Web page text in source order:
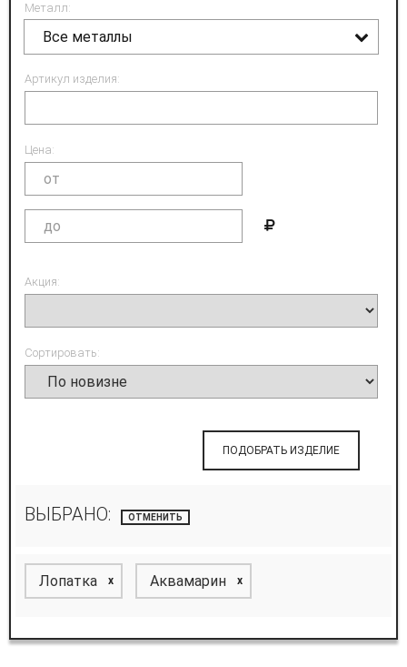
Металл:
Все металлы
Артикул изделия:
Цена:
Акция:
Сортировать:
ПОДОБРАТЬ ИЗДЕЛИЕ
ВЫБРАНО: ОТМЕНИТЬ
Лопатка x Аквамарин x